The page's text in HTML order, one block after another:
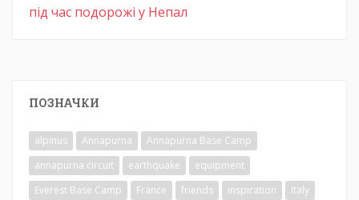
під час подорожі у Непал
ПОЗНАЧКИ
alpinus Annapurna
Annapurna Base Camp
annapurna circuit
earthquake
equipment
Everest Base Camp
France friends inspiration
Italy